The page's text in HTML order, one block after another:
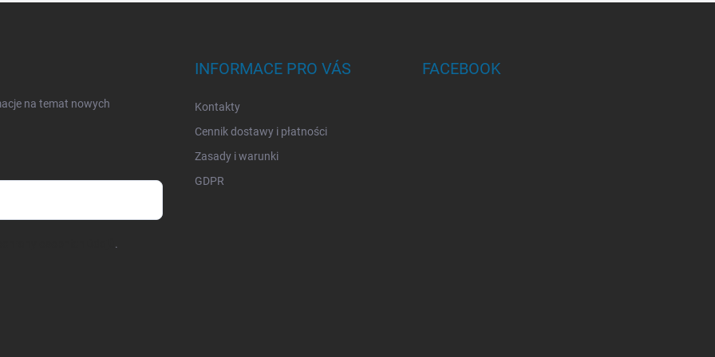
na temat nowych
.
INFORMACE PRO VÁS
Kontakty
Cennik dostawy i płatności
Zasady i warunki
GDPR
FACEBOOK